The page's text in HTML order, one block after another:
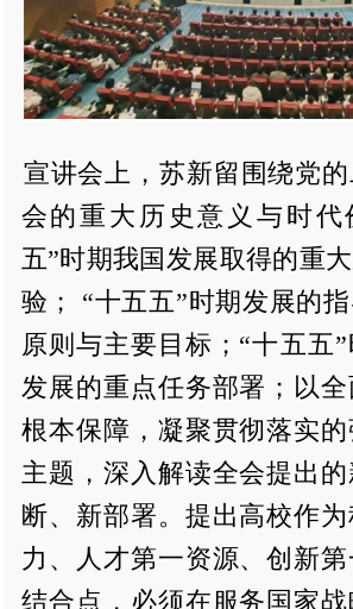
宣讲会上，苏新留围绕党
会的重大历史意义与时代
五”时期我国发展取得的重
验； “十五五”时期发展的
原则与主要目标；“十五五
发展的重点任务部署；以
根本保障，凝聚贯彻落实
主题，深入解读全会提出
断、新部署。提出高校作
力、人才第一资源、创新
结合点，必须在服务国家